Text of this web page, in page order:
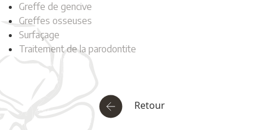
Greffe de gencive
Greffes osseuses
Surfaçage
Traitement de la parodontite
Retour